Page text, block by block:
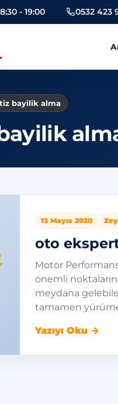
- 19:00 0532 423
oto
bayilik alma
13 Mayıs 2020
oto
Motor
önemli
meydana
tamamen
Yazıyı Oku →